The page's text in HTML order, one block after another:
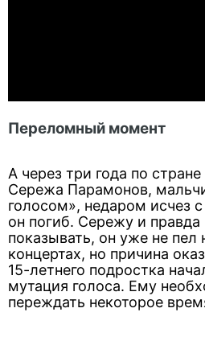
Переломный момент
А через три года по
Сережа Парамонов,
голосом», недаром исчез
он погиб. Сережу и правда
показывать, он уже не пел
концертах, но причина
15-летнего подростка
мутация голоса. Ему
переждать некоторое